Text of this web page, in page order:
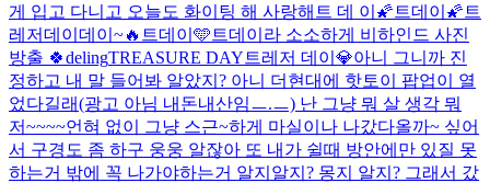
게 입고 다니고 오늘도 화이팅 해 사랑해 트 데 이 🌠트데이🌠 트
레저데이데이~🔥 트데이🩵 트데이라 소소하게 비하인드 사진
방출 🍀delingTREASURE DAY 트레저 데이💎아니 그니까 진
정하고 내 말 들어봐 알았지? 아니 더현대에 핫토이 팝업이 열
었다길래(광고 아님 내돈내산임ㅡ.ㅡ) 난 그냥 뭐 살 생각 뭐
저~~~~언혀 없이 그냥 스근~하게 마실이나 나갔다올까~ 싶어
서 구경도 좀 하구 웅웅 알잖아 또 내가 쉴때 방안에만 있질 못
하는거 밖에 꼭 나가야하는거 알지알지? 몽지 알지? 그래서 갔